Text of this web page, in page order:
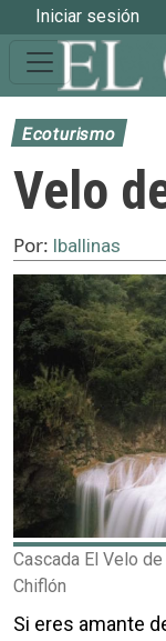
User
Iniciar sesión
Ecoturismo
Velo
Por: lballinas
Imagen principal
Cascada El Velo
Chiflón
Cuerpo
Si eres amante